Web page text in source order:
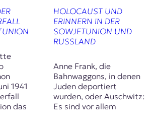
1941
das
HOLOCAUST UND
ERINNERN IN DER
SOWJETUNION UND
RUSSLAND
Anne Frank, die
Bahnwaggons, in denen
Juden deportiert
wurden, oder Auschwitz:
Es sind vor allem